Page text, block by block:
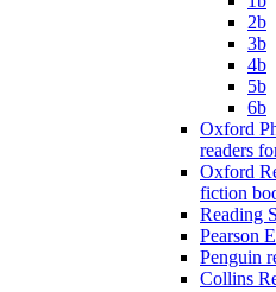
2b
3b
4b
5b
6b
Oxford
readers
Oxford
fiction
Reading
Pearson
Penguin
Collins